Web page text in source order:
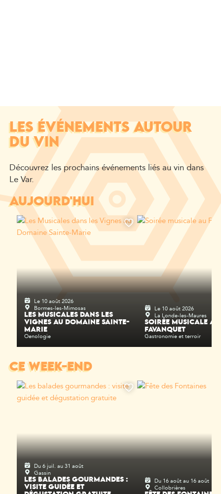
LES ÉVÉNEMENTS AUTOUR
DU VIN
Découvrez les prochains événements liés au vin dans
Le Var.
AUJOURD'HUI
Le 10 août 2026
Bormes-les-Mimosas
LES MUSICALES DANS LES
VIGNES AU DOMAINE SAINTE-
MARIE
Oenologie
Le 10 août 2026
La Londe-les-Maures
SOIRÉE MUSICALE AU
FAVANQUET
Gastronomie et terroir
CE WEEK-END
Du 6 juil. au 31 août
Gassin
LES BALADES GOURMANDES :
VISITE GUIDÉE ET
Du 16 août au 16 août
Collobrières